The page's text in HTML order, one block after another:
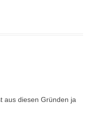
aus diesen Gründen ja